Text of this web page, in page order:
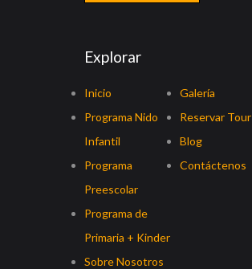
Explorar
Inicio
Programa Nido
Infantil
Programa
Preescolar
Programa de
Primaria + Kinder
Sobre Nosotros
Galería
Reservar Tour
Blog
Contáctenos